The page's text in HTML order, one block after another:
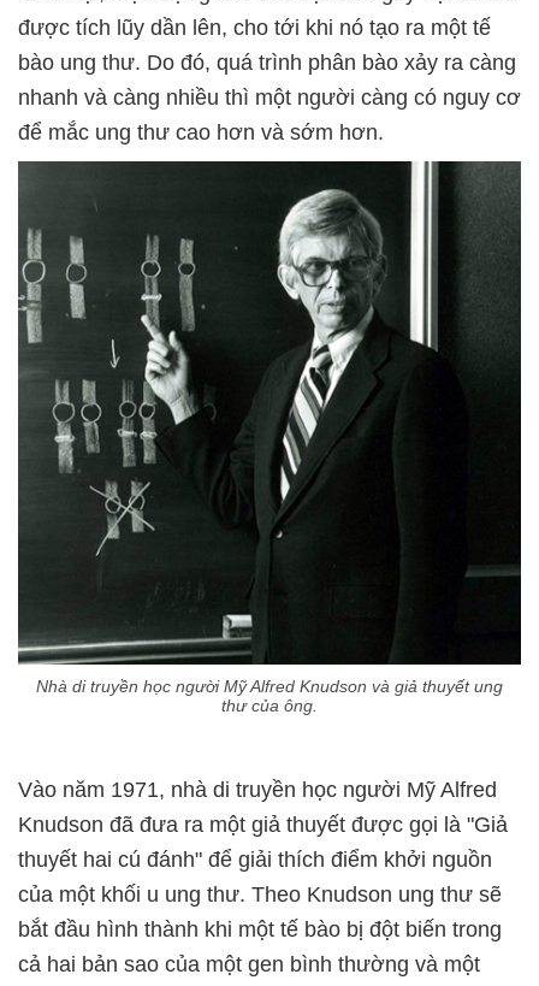
được tích lũy dần lên, cho tới khi nó tạo ra một tế
bào ung thư. Do đó, quá trình phân bào xảy ra càng
nhanh và càng nhiều thì một người càng có nguy cơ
để mắc ung thư cao hơn và sớm hơn.
Nhà di truyền học người Mỹ Alfred Knudson và giả thuyết ung
thư của ông.
Vào năm 1971, nhà di truyền học người Mỹ Alfred
Knudson đã đưa ra một giả thuyết được gọi là "Giả
thuyết hai cú đánh" để giải thích điểm khởi nguồn
của một khối u ung thư. Theo Knudson ung thư sẽ
bắt đầu hình thành khi một tế bào bị đột biến trong
cả hai bản sao của một gen bình thường và một